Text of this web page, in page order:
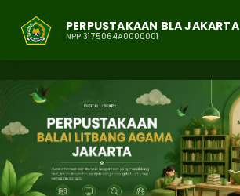
PERPUSTAKAAN BLA JAKARTA
NPP 3175064A0000001